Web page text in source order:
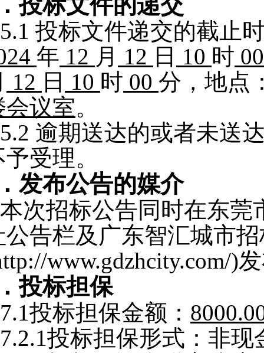
5.1 投标文件递交的截止
年 12 月 12 日 10 时
12 日 10 时 00 分，地点
会议室。
5.2 逾期送达的或者未送
受理。
发布公告的媒介
本次招标公告同时在东莞
公告栏及 广东智汇城市
www.gdzhcity.com/)
投标担保
7.1投标担保金额：
7.2.1投标担保形式： 非现